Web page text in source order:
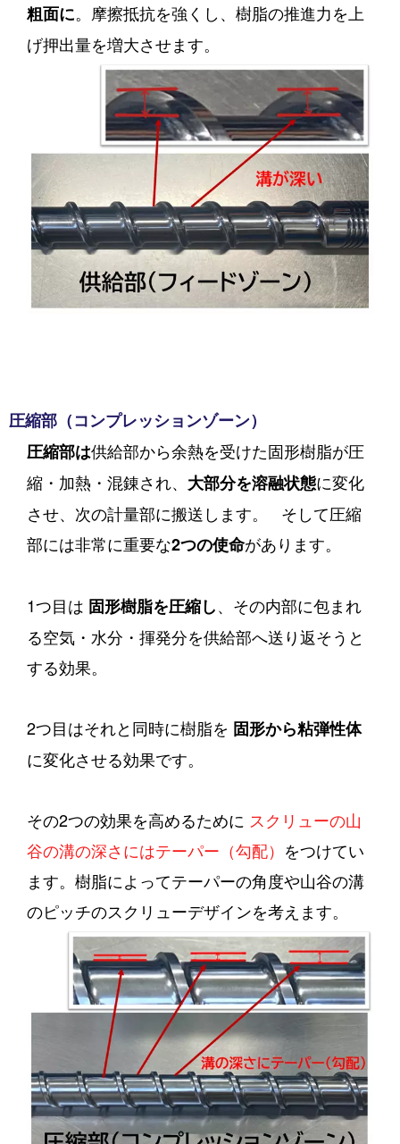
粗面に。摩擦抵抗を強くし、樹脂の推進力を上
げ押出量を増大させます。
圧縮部（コンプレッションゾーン）
圧縮部は供給部から余熱を受けた固形樹脂が圧
縮・加熱・混錬され、 大部分を溶融状態に変化
させ、次の計量部に搬送します。
そして圧縮
部には非常に重要な2つの使命があります。
1つ目は 固形樹脂を圧縮し、その内部に包まれ
る空気・水分・揮発分を供給部へ送り返そうと
する効果。
2つ目はそれと同時に樹脂を 固形から粘弾性体
に変化させる効果です。
その2つの効果を高めるために スクリューの山
谷の溝の深さにはテーパー（勾配） をつけてい
ます。樹脂によってテーパーの角度や山谷の溝
のピッチのスクリューデザインを考えます。